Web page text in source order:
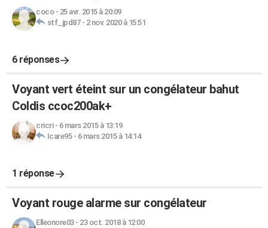
coco- 25 avr. 2015 à 20:09
stf_jpd87- 2 nov. 2020 à 15:51
6 réponses
Voyant vert éteint sur un congélateur bahut
Coldis ccoc200ak+
cricri- 6 mars 2015 à 13:19
Icare95- 6 mars 2015 à 14:14
1 réponse
Voyant rouge alarme sur congélateur
Elleonore03- 23 oct. 2018 à 12:00